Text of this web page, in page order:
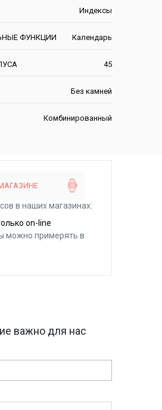
Индексы
ФУНКЦИИ Календарь
45
Без камней
Комбинированный
в наших магазинах:
on-line
можно примерять в
важно для нас